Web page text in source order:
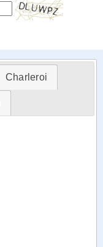
Charleroi